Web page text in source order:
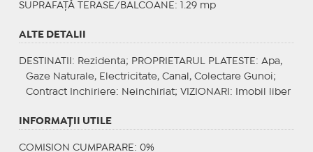
SUPRAFAȚĂ TERASE/BALCOANE: 1.29 mp
ALTE DETALII
DESTINATII : Rezidenta; PROPRIETARUL PLATESTE : Apa,
Gaze Naturale, Electricitate, Canal, Colectare Gunoi;
Contract Inchiriere: Neinchiriat; VIZIONARI : Imobil liber
INFORMAŢII UTILE
COMISION CUMPARARE: 0%